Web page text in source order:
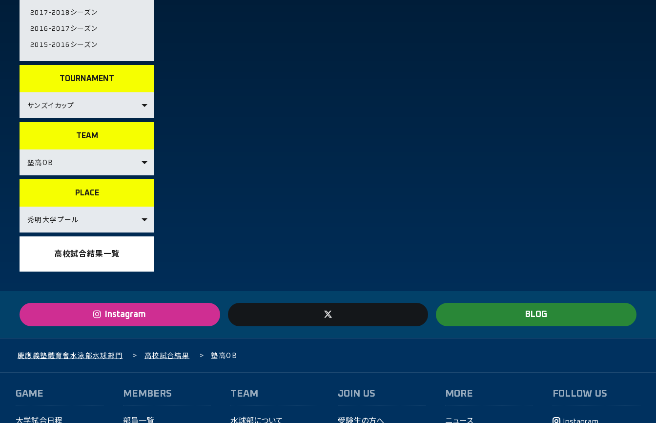
2017-2018シーズン
2016-2017シーズン
2015-2016シーズン
TOURNAMENT
TEAM
PLACE
高校試合結果一覧
Instagram BLOG
慶應義塾體育會水泳部水球部門 > 高校試合結果 > 塾高OB
GAME
大学試合日程
MEMBERS
部員一覧
TEAM
水球部について
JOIN US
受験生の方へ
MORE
ニュース
FOLLOW US